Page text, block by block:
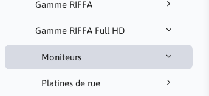
Gamme RIFFA
Gamme RIFFA Full HD
Moniteurs
Platines de rue